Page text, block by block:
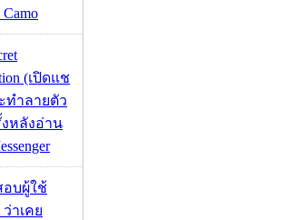
(เปิดแช
ทำลายตัว
หลังอ่าน
อบผู้ใช้
ว่าเคย